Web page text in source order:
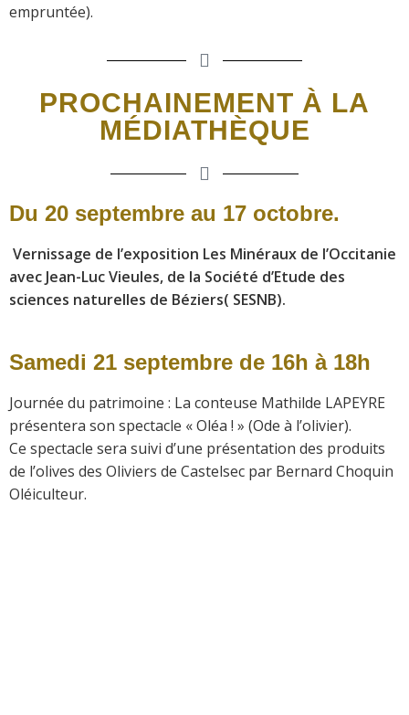
empruntée).
PROCHAINEMENT À LA
MÉDIATHÈQUE
Du 20 septembre au 17 octobre.
Vernissage de l’exposition Les Minéraux de l’Occitanie
avec Jean-Luc Vieules, de la Société d’Etude des
sciences naturelles de Béziers( SESNB).
Samedi 21 septembre de 16h à 18h
Journée du patrimoine : La conteuse Mathilde LAPEYRE
présentera son spectacle « Oléa ! » (Ode à l’olivier).
Ce spectacle sera suivi d’une présentation des produits
de l’olives des Oliviers de Castelsec par Bernard Choquin
Oléiculteur.